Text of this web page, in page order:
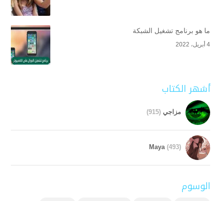
ما هو برنامج تشغيل الشبكة
4 أبريل، 2022
أشهر الكتاب
مزاجي (915)
Maya (493)
الوسوم